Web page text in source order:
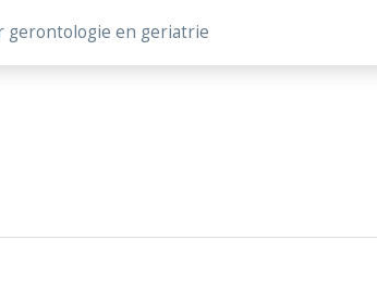
gerontologie en geriatrie